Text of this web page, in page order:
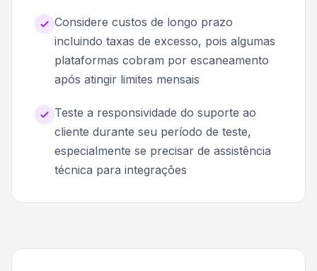
Considere custos de longo prazo
incluindo taxas de excesso, pois algumas
plataformas cobram por escaneamento
após atingir limites mensais
Teste a responsividade do suporte ao
cliente durante seu período de teste,
especialmente se precisar de assistência
técnica para integrações